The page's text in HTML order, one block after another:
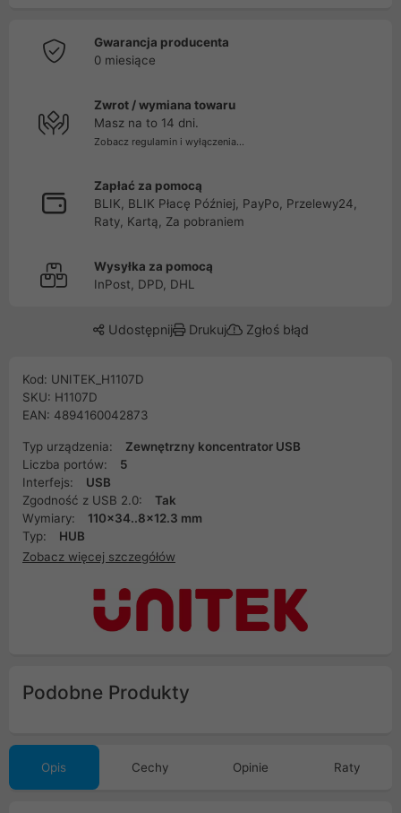
Gwarancja producenta
0 miesiące
Zwrot / wymiana towaru
Masz na to 14 dni.
Zobacz regulamin i wyłączenia...
Zapłać za pomocą
BLIK, BLIK Płacę Później, PayPo, Przelewy24,
Raty, Kartą, Za pobraniem
Wysyłka za pomocą
InPost, DPD, DHL
Udostępnij Drukuj Zgłoś błąd
Kod: UNITEK_H1107D
SKU: H1107D
EAN: 4894160042873
Typ urządzenia:
Zewnętrzny koncentrator USB
Liczba portów:
5
Interfejs:
USB
Zgodność z USB 2.0:
Tak
Wymiary:
110x34..8x12.3 mm
Typ:
HUB
Zobacz więcej szczegółów
Podobne Produkty
Opis Cechy Opinie Raty